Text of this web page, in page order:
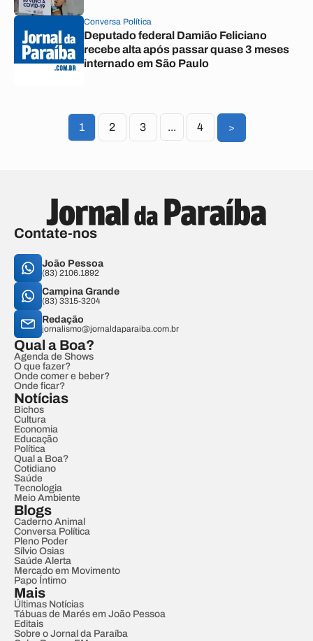
Conversa Política
Deputado federal Damião Feliciano
recebe alta após passar quase 3 meses
internado em São Paulo
1 2 3 ... 4 >
Contate-nos
João Pessoa
(83) 2106.1892
Campina Grande
(83) 3315-3204
Redação
jornalismo@jornaldaparaiba.com.br
Qual a Boa?
Agenda de Shows
O que fazer?
Onde comer e beber?
Onde ficar?
Notícias
Bichos
Cultura
Economia
Educação
Política
Qual a Boa?
Cotidiano
Saúde
Tecnologia
Meio Ambiente
Blogs
Caderno Animal
Conversa Política
Pleno Poder
Sílvio Osias
Saúde Alerta
Mercado em Movimento
Papo Íntimo
Mais
Últimas Notícias
Tábuas de Marés em João Pessoa
Editais
Sobre o Jornal da Paraíba